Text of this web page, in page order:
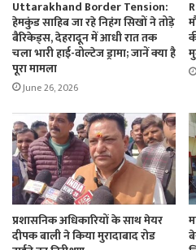
Uttarakhand Border Tension:
हेमकुंड साहिब जा रहे निहंग सिखों ने तोड़े
बैरिकेड्स, देहरादून में आधी रात तक
चला भारी हाई-वोल्टेज ड्रामा; जानें क्या है
पूरा मामला
June 26, 2026
प्रशासनिक अधिकारियों के साथ मेयर
दीपक बाली ने किया मुरादाबाद रोड